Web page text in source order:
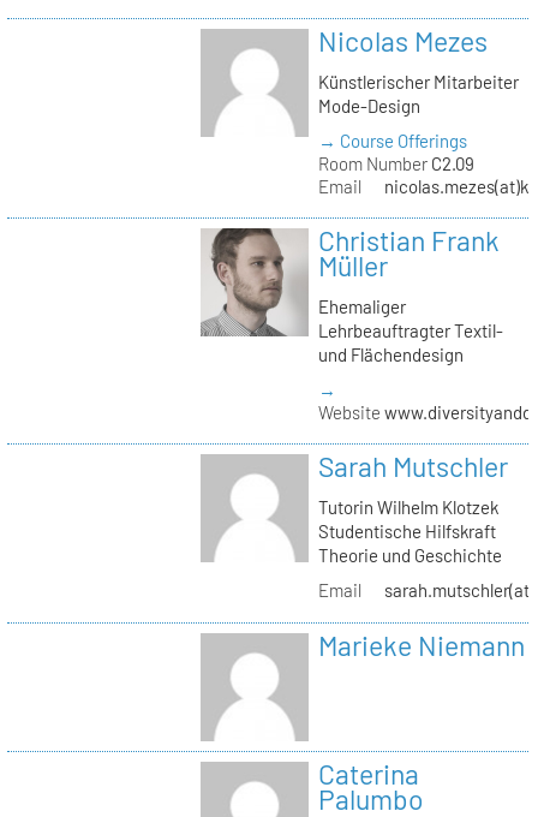
Nicolas Mezes
Künstlerischer Mitarbeiter
Mode-Design
→ Course Offerings
Room NumberC2.09
Email
Christian Frank
Müller
Ehemaliger
Lehrbeauftragter Textil-
und Flächendesign
→
Website
Sarah Mutschler
Tutorin Wilhelm Klotzek
Studentische Hilfskraft
Theorie und Geschichte
Email
Marieke Niemann
Caterina
Palumbo